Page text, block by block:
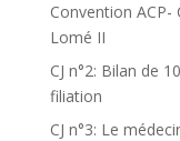
Convention ACP-
Lomé II
CJ n°2: Bilan de
filiation
CJ n°3: Le